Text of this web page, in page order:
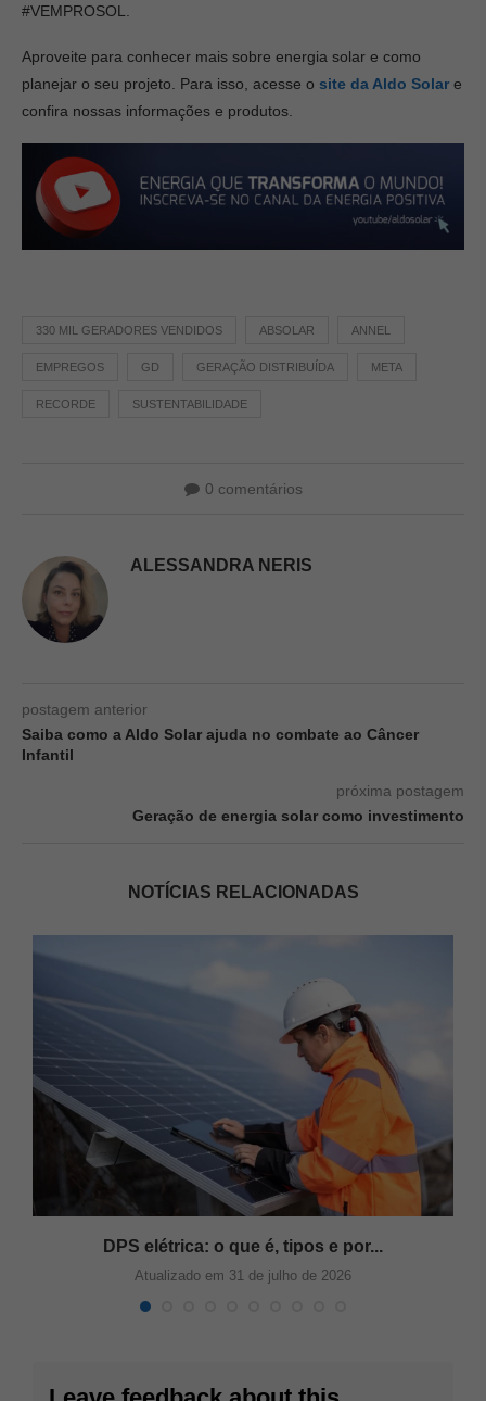
#VEMPROSOL.
Aproveite para conhecer mais sobre energia solar e como
planejar o seu projeto. Para isso, acesse o site da Aldo Solar e
confira nossas informações e produtos.
330 MIL GERADORES VENDIDOS ABSOLAR ANNEL
EMPREGOS GD GERAÇÃO DISTRIBUÍDA META
RECORDE SUSTENTABILIDADE
0 comentários
ALESSANDRA NERIS
postagem anterior
Saiba como a Aldo Solar ajuda no combate ao Câncer
Infantil
próxima postagem
Geração de energia solar como investimento
NOTÍCIAS RELACIONADAS
DPS elétrica: o que é, tipos e por...
Atualizado em 31 de julho de 2026